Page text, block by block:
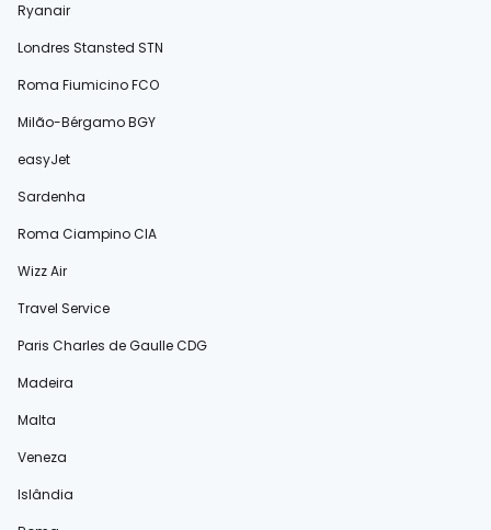
Ryanair
Londres Stansted STN
Roma Fiumicino FCO
Milão-Bérgamo BGY
easyJet
Sardenha
Roma Ciampino CIA
Wizz Air
Travel Service
Paris Charles de Gaulle CDG
Madeira
Malta
Veneza
Islândia